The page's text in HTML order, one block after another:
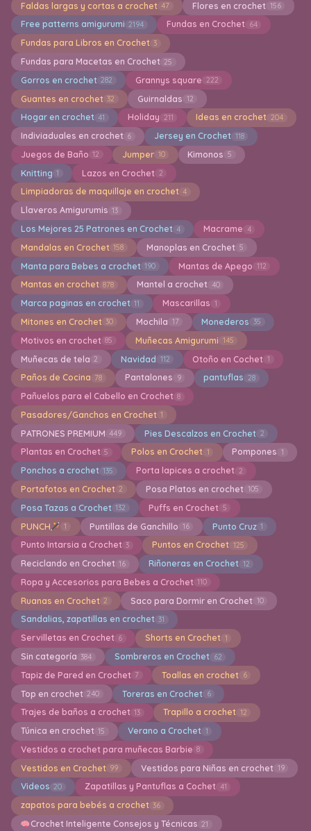
Faldas largas y cortas a crochet 47 Flores en crochet 156
Free patterns amigurumi 2194 Fundas en Crochet 64
Fundas para Libros en Crochet 3
Fundas para Macetas en Crochet 25
Gorros en crochet 282 Grannys square 222
Guantes en crochet 32 Guirnaldas 12
Hogar en crochet 41 Holiday 211 Ideas en crochet 204
Indiviaduales en crochet 6 Jersey en Crochet 118
Juegos de Baño 12 Jumper 10 Kimonos 5
Knitting 1 Lazos en Crochet 2
Limpiadoras de maquillaje en crochet 4
Llaveros Amigurumis 13
Los Mejores 25 Patrones en Crochet 4 Macrame 4
Mandalas en Crochet 158 Manoplas en Crochet 5
Manta para Bebes a crochet 190 Mantas de Apego 112
Mantas en crochet 878 Mantel a crochet 40
Marca paginas en crochet 11 Mascarillas 1
Mitones en Crochet 30 Mochila 17 Monederos 35
Motivos en crochet 85 Muñecas Amigurumi 145
Muñecas de tela 2 Navidad 112 Otoño en Cochet 1
Paños de Cocina 78 Pantalones 9 pantuflas 28
Pañuelos para el Cabello en Crochet 8
Pasadores/Ganchos en Crochet 1
PATRONES PREMIUM 449 Pies Descalzos en Crochet 2
Plantas en Crochet 5 Polos en Crochet 1 Pompones 1
Ponchos a crochet 135 Porta lapices a crochet 2
Portafotos en Crochet 2 Posa Platos en crochet 105
Posa Tazas a Crochet 132 Puffs en Crochet 5
PUNCH 1 Puntillas de Ganchillo 16 Punto Cruz 1
Punto Intarsia a Crochet 3 Puntos en Crochet 125
Reciclando en Crochet 16 Riñoneras en Crochet 12
Ropa y Accesorios para Bebes a Crochet 110
Ruanas en Crochet 2 Saco para Dormir en Crochet 10
Sandalias, zapatillas en crochet 31
Servilletas en Crochet 6 Shorts en Crochet 1
Sin categoría 384 Sombreros en Crochet 62
Tapiz de Pared en Crochet 7 Toallas en crochet 6
Top en crochet 240 Toreras en Crochet 6
Trajes de baños a crochet 13 Trapillo a crochet 12
Túnica en crochet 15 Verano a Crochet 1
Vestidos a crochet para muñecas Barbie 8
Vestidos en Crochet 99 Vestidos para Niñas en crochet 19
Videos 20 Zapatillas y Pantuflas a Cochet 41
zapatos para bebés a crochet 36
Crochet Inteligente Consejos y Técnicas 21